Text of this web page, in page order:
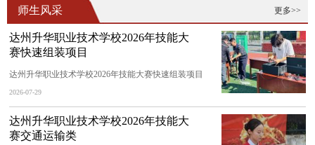
更多>>
师生风采
达州升华职业技术学校2026年技能大
赛快速组装项目
达州升华职业技术学校2026年技能大赛快速组装项目
2026-07-29
达州升华职业技术学校2026年技能大
赛交通运输类